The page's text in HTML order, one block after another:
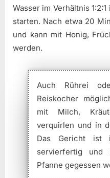
Wasser im Verhältnis
starten. Nach etwa 20
und kann mit Honig,
werden.
Auch Rührei
Reiskocher
mit Milch,
verquirlen und in
Das Gericht ist
servierfertig
Pfanne gegessen